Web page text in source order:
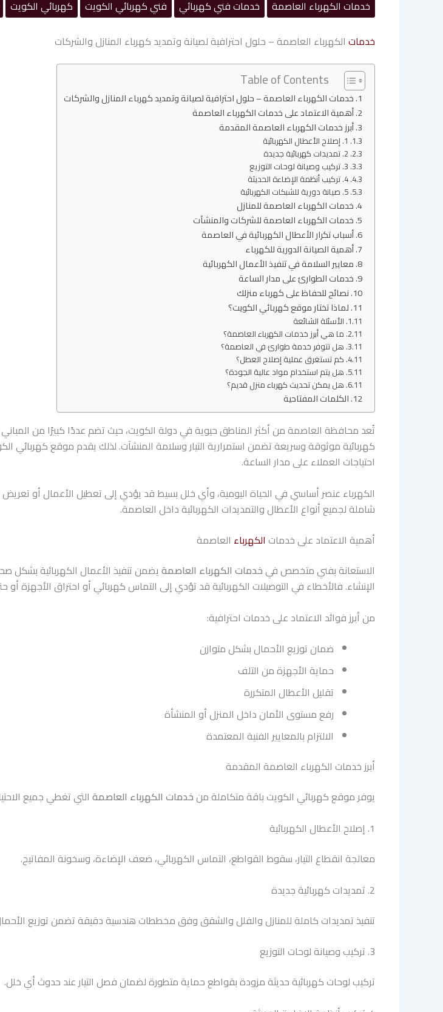
خدمات الكهرباء العاصمة
خدمات فني كهربائي فني كهربائي الكويت كهربائي الكويت
خدمات الكهرباء العاصمة – حلول احترافية لصيانة وتمديد كهرباء المنازل والشركات
Table of Contents
خدمات الكهرباء العاصمة – حلول احترافية لصيانة وتمديد كهرباء المنازل والشركات
أهمية الاعتماد على خدمات الكهرباء العاصمة
أبرز خدمات الكهرباء العاصمة المقدمة
1. إصلاح الأعطال الكهربائية
2. تمديدات كهربائية جديدة
3. تركيب وصيانة لوحات التوزيع
4. تركيب أنظمة الإضاءة الحديثة
5. صيانة دورية للشبكات الكهربائية
خدمات الكهرباء العاصمة للمنازل
خدمات الكهرباء العاصمة للشركات والمنشآت
أسباب تكرار الأعطال الكهربائية في العاصمة
أهمية الصيانة الدورية للكهرباء
معايير السلامة في تنفيذ الأعمال الكهربائية
خدمات الطوارئ على مدار الساعة
نصائح للحفاظ على كهرباء منزلك
لماذا تختار موقع كهربائي الكويت؟
الأسئلة الشائعة
ما هي أبرز خدمات الكهرباء العاصمة؟
هل تتوفر خدمة طوارئ في العاصمة؟
كم تستغرق عملية إصلاح العطل؟
هل يتم استخدام مواد عالية الجودة؟
هل يمكن تحديث كهرباء منزل قديم؟
الكلمات المفتاحية
تُعد محافظة العاصمة من أكثر المناطق حيوية في دولة الكويت، حيث تضم عددًا كبيرًا من المباني
كهربائية موثوقة وسريعة تضمن استمرارية التيار وسلامة المنشآت. لذلك يقدم موقع كهربائي
احتياجات العملاء على مدار الساعة.
الكهرباء عنصر أساسي في الحياة اليومية، وأي خلل بسيط قد يؤدي إلى تعطيل الأعمال أو
شاملة لجميع أنواع الأعطال والتمديدات الكهربائية داخل العاصمة.
أهمية الاعتماد على خدمات الكهرباء العاصمة
الاستعانة بفني متخصص فيخدمات الكهرباء العاصمةيضمن تنفيذ الأعمال الكهربائية بشكل
الإنشاء. فالأخطاء في التوصيلات الكهربائية قد تؤدي إلى التماس كهربائي أو احتراق الأجهزة أو
من أبرز فوائد الاعتماد على خدمات احترافية:
ضمان توزيع الأحمال بشكل متوازن
حماية الأجهزة من التلف
تقليل الأعطال المتكررة
رفع مستوى الأمان داخل المنزل أو المنشأة
الالتزام بالمعايير الفنية المعتمدة
أبرز خدمات الكهرباء العاصمة المقدمة
يوفر موقع كهربائي الكويت باقة متكاملة منخدمات الكهرباء العاصمة التي تغطي جميع
1. إصلاح الأعطال الكهربائية
معالجة انقطاع التيار، سقوط القواطع، التماس الكهربائي، ضعف الإضاءة، وسخونة المفاتيح.
2. تمديدات كهربائية جديدة
تنفيذ تمديدات كاملة للمنازل والفلل والشقق وفق مخططات هندسية دقيقة تضمن توزيع
3. تركيب وصيانة لوحات التوزيع
تركيب لوحات كهربائية حديثة مزودة بقواطع حماية متطورة لضمان فصل التيار عند حدوث أي خلل.